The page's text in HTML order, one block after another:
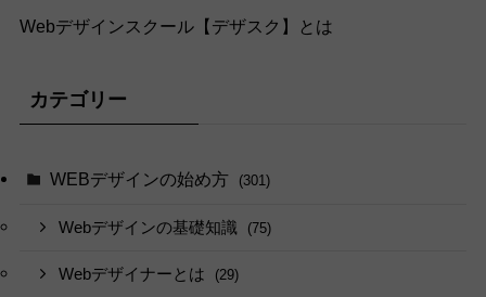
Webデザインスクール【デザスク】とは
カテゴリー
WEBデザインの始め方 (301)
Webデザインの基礎知識 (75)
Webデザイナーとは (29)